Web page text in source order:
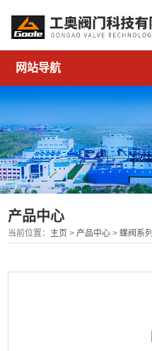
网站导航
产品中心
当前位置： 主页 > 产品中心 >蝶阀系列